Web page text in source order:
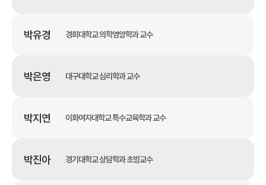
박유경 경희대학교 의학영양학과 교수
박은영 대구대학교 심리학과 교수
박지연 이화여자대학교 특수교육학과 교수
박진아 경기대학교 상담학과 초빙교수